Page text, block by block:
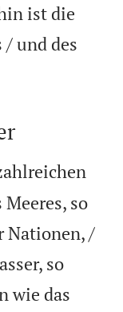
ist die
/ und des
so
Nationen, /
so
wie das